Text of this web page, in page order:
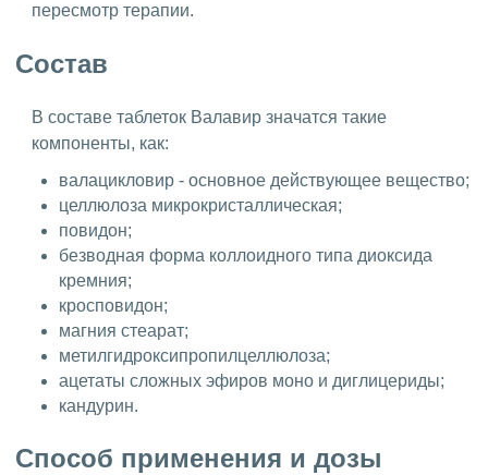
пересмотр терапии.
Состав
В составе таблеток Валавир значатся такие
компоненты, как:
валацикловир - основное действующее вещество;
целлюлоза микрокристаллическая;
повидон;
безводная форма коллоидного типа диоксида
кремния;
кросповидон;
магния стеарат;
метилгидроксипропилцеллюлоза;
ацетаты сложных эфиров моно и диглицериды;
кандурин.
Способ применения и дозы